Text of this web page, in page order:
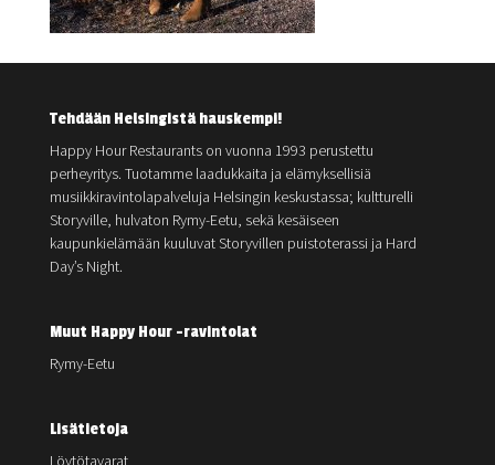
Tehdään Helsingistä hauskempi!
Happy Hour Restaurants on vuonna 1993 perustettu
perheyritys. Tuotamme laadukkaita ja elämyksellisiä
musiikkiravintolapalveluja Helsingin keskustassa; kultturelli
Storyville, hulvaton Rymy-Eetu, sekä kesäiseen
kaupunkielämään kuuluvat Storyvillen puistoterassi ja Hard
Day’s Night.
Muut Happy Hour -ravintolat
Rymy-Eetu
Lisätietoja